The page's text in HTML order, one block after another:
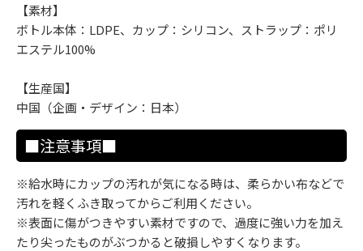
【素材】
ボトル本体：LDPE、カップ：シリコン、ストラップ：ポリ
エステル100%
【生産国】
中国（企画・デザイン：日本）
■注意事項■
※給水時にカップの汚れが気になる時は、柔らかい布などで
汚れを軽くふき取ってからご利用ください。
※表面に傷がつきやすい素材ですので、過度に強い力を加え
たり尖ったものがぶつかると破損しやすくなります。